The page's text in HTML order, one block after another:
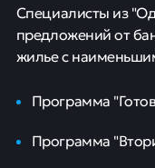
Специалисты из
предложений от
жилье с
Программа
Программа